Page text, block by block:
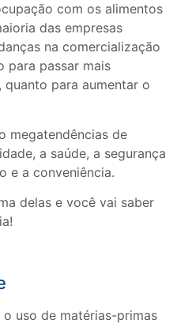
com os alimentos
das empresas
na comercialização
para passar mais
quanto para aumentar o
megatendências de
a saúde, a segurança
e a conveniência.
delas e você vai saber
uso de matérias-primas